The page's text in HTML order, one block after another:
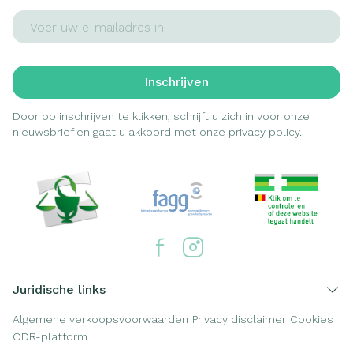
E-mail adres
Inschrijven
Door op inschrijven te klikken, schrijft u zich in voor onze
nieuwsbrief en gaat u akkoord met onze privacy policy.
Juridische links
Algemene verkoopsvoorwaarden Privacy disclaimer Cookies
ODR-platform